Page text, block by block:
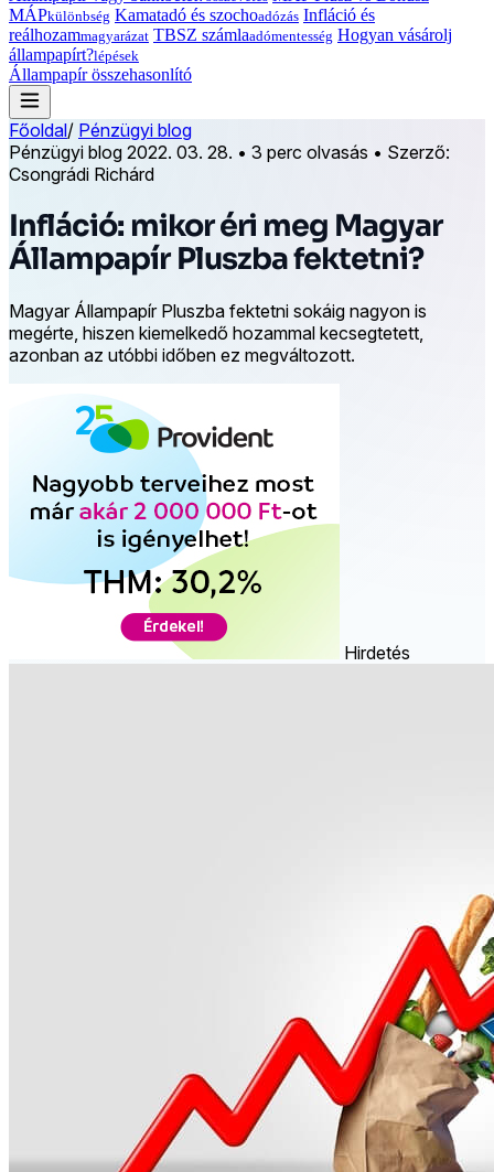
MÁPkülönbség Kamatadó és szochoadózás Infláció és
reálhozammagyarázat TBSZ számlaadómentesség Hogyan vásárolj
állampapírt?lépések
Állampapír összehasonlító
Főoldal/ Pénzügyi blog
Pénzügyi blog 2022. 03. 28. • 3 perc olvasás • Szerző:
Csongrádi Richárd
Infláció: mikor éri meg Magyar
Állampapír Pluszba fektetni?
Magyar Állampapír Pluszba fektetni sokáig nagyon is
megérte, hiszen kiemelkedő hozammal kecsegtetett,
azonban az utóbbi időben ez megváltozott.
Hirdetés